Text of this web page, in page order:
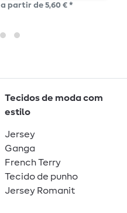
a partir de 5,60 € *
Tecidos de moda com
estilo
Jersey
Ganga
French Terry
Tecido de punho
Jersey Romanit